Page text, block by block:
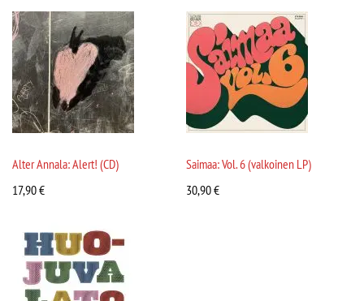
Alter Annala: Alert! (CD)
17,90€
Saimaa: Vol. 6 (valkoinen LP)
30,90€